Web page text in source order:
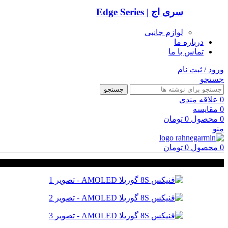
سری اج | Edge Series
لوازم جانبی
درباره ما
تماس با ما
ورود / ثبت نام
جستجو
جستجو
0 علاقه مندی
0 مقایسه
0 محصول 0 تومان
منو
0 محصول 0 تومان